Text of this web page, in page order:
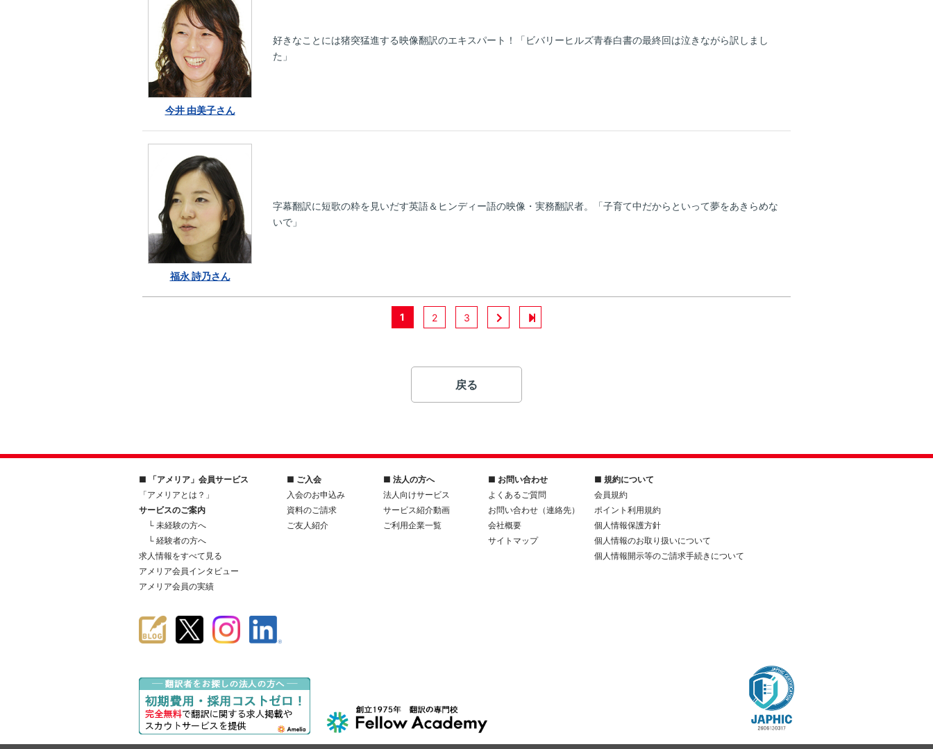
今井 由美子さん
好きなことには猪突猛進する映像翻訳のエキスパート！「ビバリーヒルズ青春白書の最終回は泣きながら訳しまし
た」
福永 詩乃さん
字幕翻訳に短歌の粋を見いだす英語＆ヒンディー語の映像・実務翻訳者。「子育て中だからといって夢をあきらめな
いで」
1 2 3
戻る
■ 「アメリア」会員サービス
「アメリアとは？」
サービスのご案内
└ 未経験の方へ
└ 経験者の方へ
求人情報をすべて見る
アメリア会員インタビュー
アメリア会員の実績
■ ご入会
入会のお申込み
資料のご請求
ご友人紹介
■ 法人の方へ
法人向けサービス
サービス紹介動画
ご利用企業一覧
■ お問い合わせ
よくあるご質問
お問い合わせ（連絡先）
会社概要
サイトマップ
■ 規約について
会員規約
ポイント利用規約
個人情報保護方針
個人情報のお取り扱いについて
個人情報開示等のご請求手続きについて